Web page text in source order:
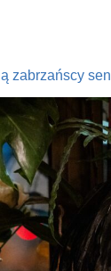
zabrzańscy